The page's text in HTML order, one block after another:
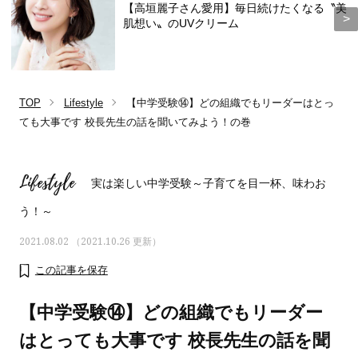
【高垣麗子さん愛用】毎日続けたくなる〝美
肌想い〟のUVクリーム
TOP Lifestyle
【中学受験⑭】どの組織でもリーダーはとっ
ても大事です 校長先生の話を聞いてみよう！の巻
Lifestyle 実は楽しい中学受験～子育てを目一杯、味わお
う！～
2021.08.02 （2021.10.26 更新）
この記事を保存
【中学受験⑭】どの組織でもリーダー
はとっても大事です 校長先生の話を聞